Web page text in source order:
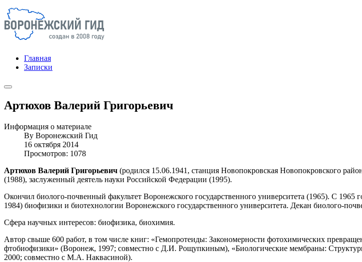
Главная
Записки
Артюхов Валерий Григорьевич
Информация о материале
By Воронежский Гид
16 октября 2014
Просмотров: 1078
Артюхов Валерий Григорьевич (родился 15.06.1941, станция Новопокровская Новопокровского
(1988), заслуженный деятель науки Российской Федерации (1995).
Окончил биолого-почвенный факультет Воронежского государственного университета (1965). С 1965
1984) биофизики и биотехнологии Воронежского государственного университета. Декан биолого-
Сфера научных интересов: биофизика, биохимия.
Автор свыше 600 работ, в том числе книг: «Гемопротеиды: Закономерности фотохимических
фтобиофизики» (Воронеж, 1997; совместно с Д.И. Рощупкиным), «Биологические мембраны:
2000; совместно с М.А. Наквасиной).